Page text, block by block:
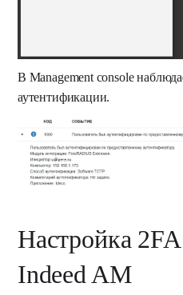
В Management console
аутентификации.
Настройка
Indeed AM